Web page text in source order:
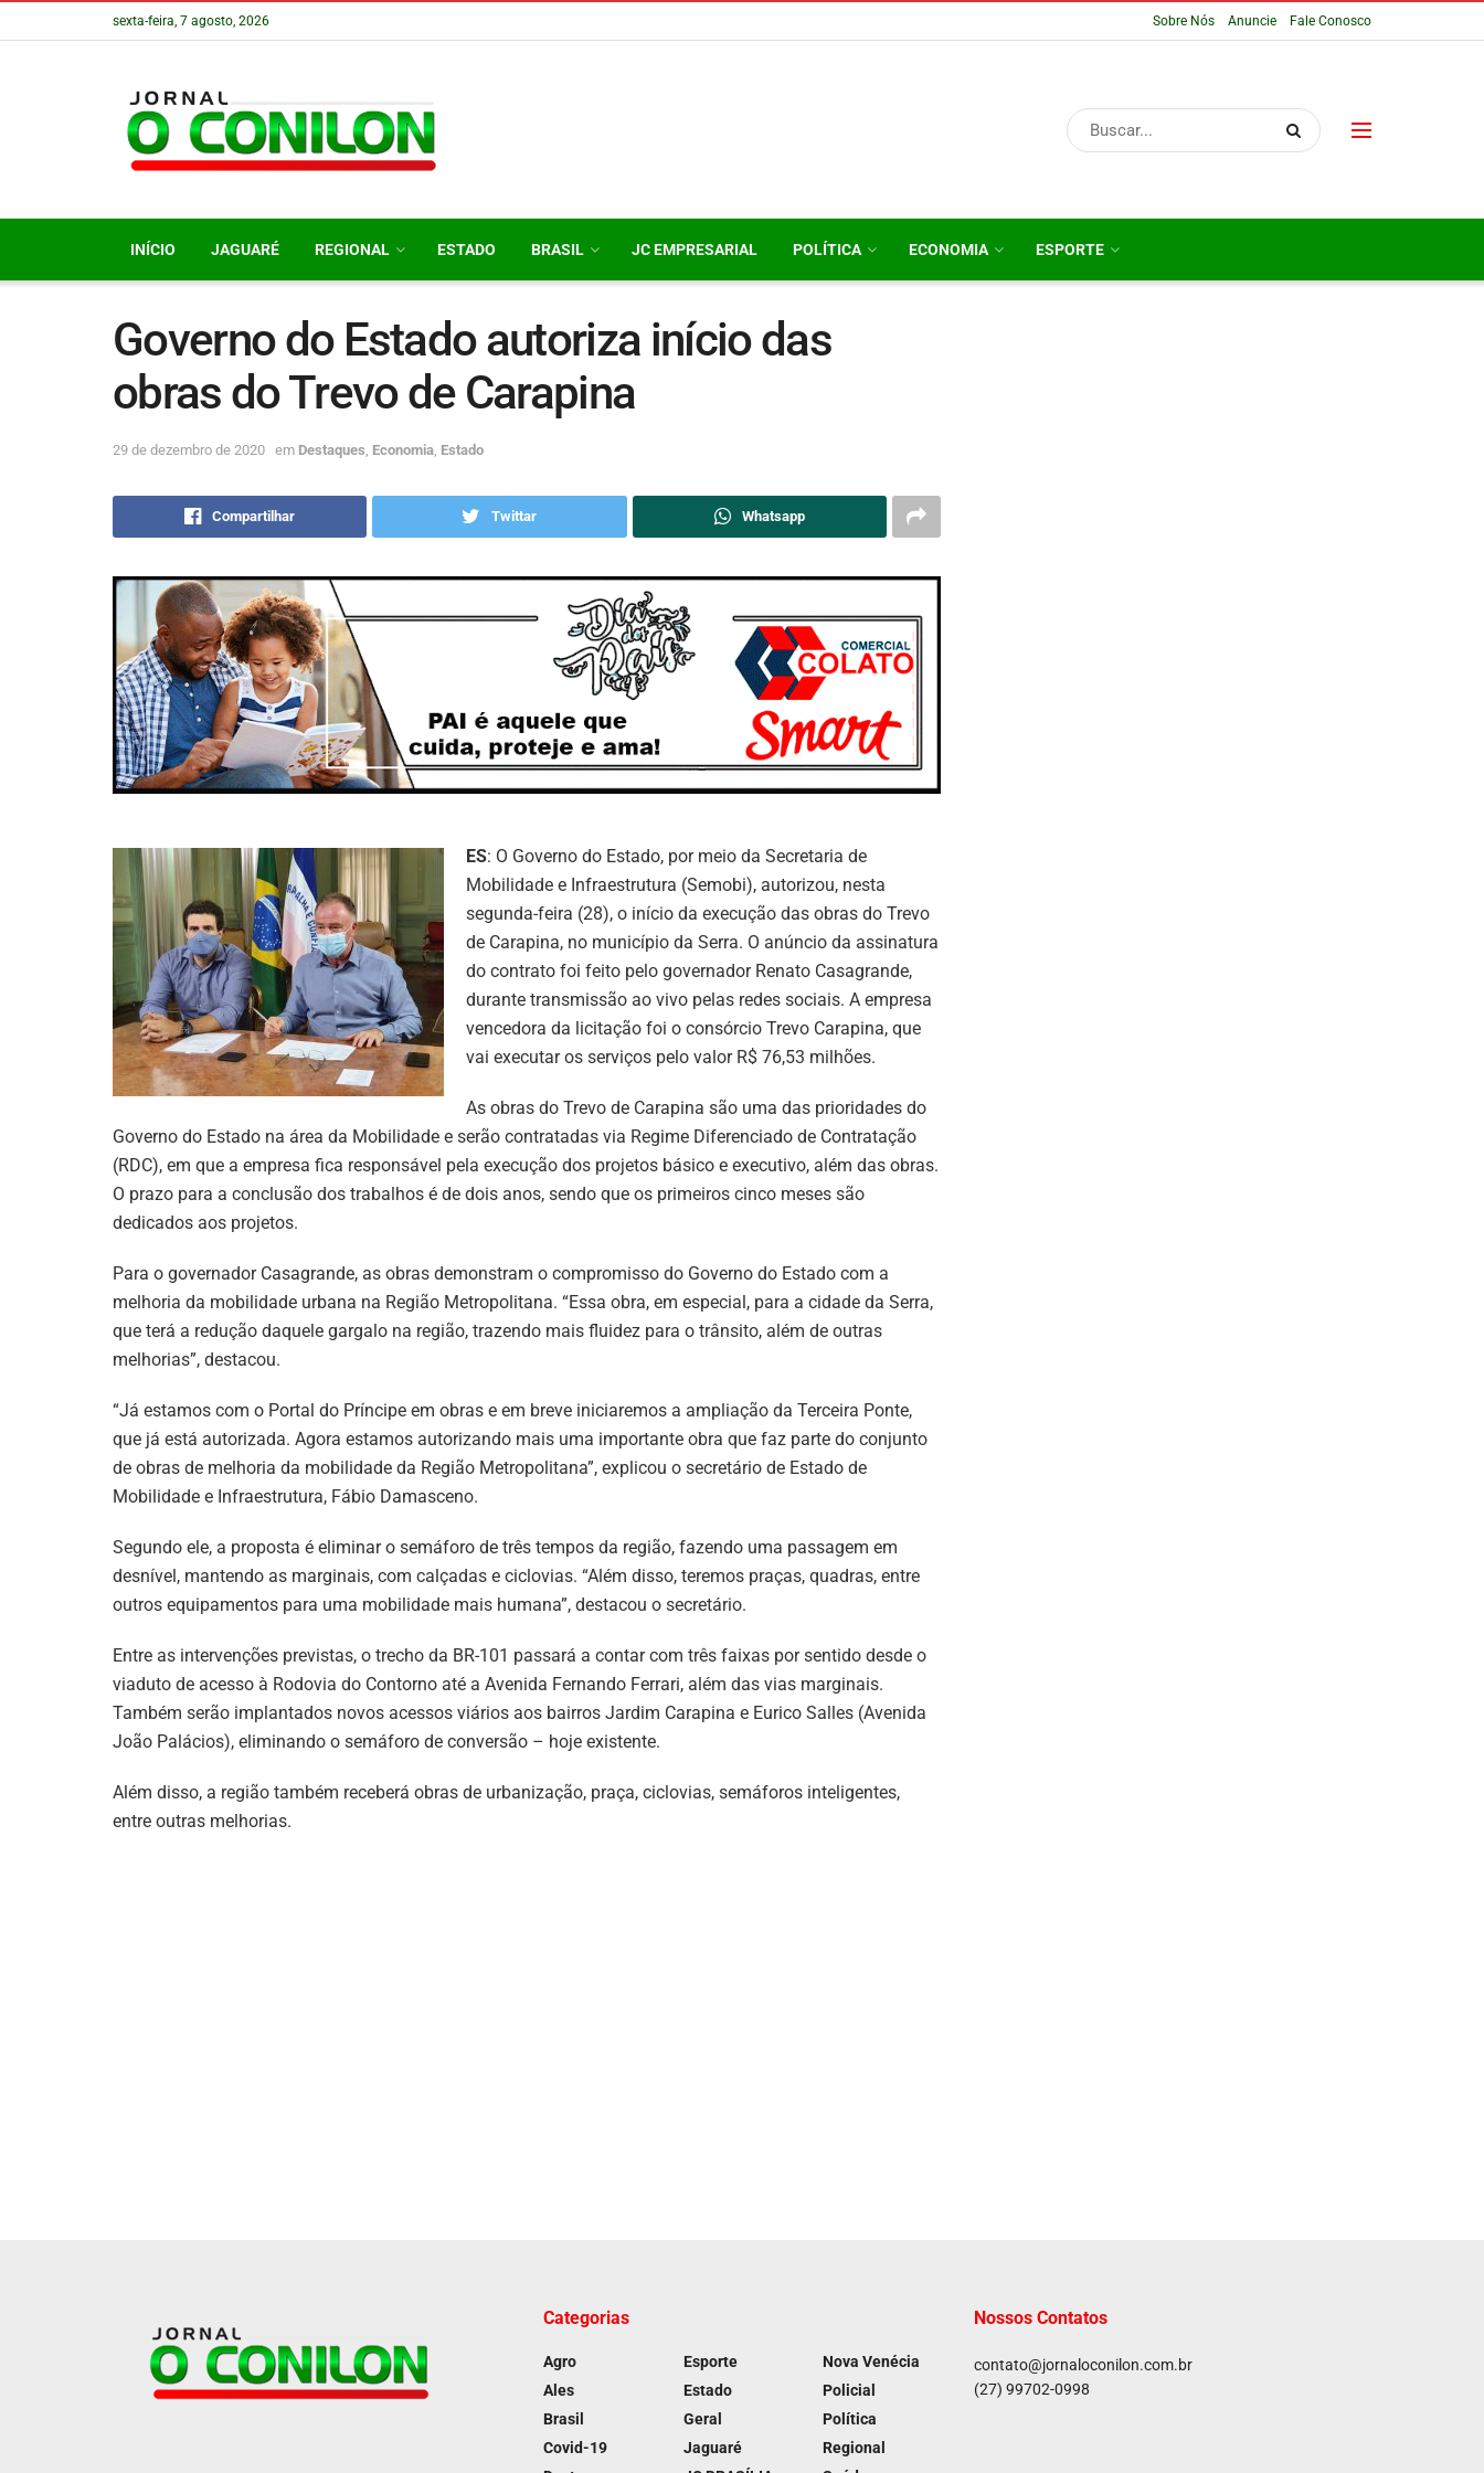
sexta-feira, 7 agosto, 2026 Sobre Nós Anuncie Fale Conosco
INÍCIO JAGUARÉ REGIONAL ESTADO BRASIL JC EMPRESARIAL POLÍTICA ECONOMIA ESPORTE
Governo do Estado autoriza início das
obras do Trevo de Carapina
29 de dezembro de 2020 em Destaques Economia Estado
Compartilhar Twittar Whatsapp
ES: O Governo do Estado, por meio da Secretaria de
Mobilidade e Infraestrutura (Semobi), autorizou, nesta
segunda-feira (28), o início da execução das obras do Trevo
de Carapina, no município da Serra. O anúncio da assinatura
do contrato foi feito pelo governador Renato Casagrande,
durante transmissão ao vivo pelas redes sociais. A empresa
vencedora da licitação foi o consórcio Trevo Carapina, que
vai executar os serviços pelo valor R$ 76,53 milhões.
As obras do Trevo de Carapina são uma das prioridades do
Governo do Estado na área da Mobilidade e serão contratadas via Regime Diferenciado de Contratação
(RDC), em que a empresa fica responsável pela execução dos projetos básico e executivo, além das obras.
O prazo para a conclusão dos trabalhos é de dois anos, sendo que os primeiros cinco meses são
dedicados aos projetos.
Para o governador Casagrande, as obras demonstram o compromisso do Governo do Estado com a
melhoria da mobilidade urbana na Região Metropolitana. “Essa obra, em especial, para a cidade da Serra,
que terá a redução daquele gargalo na região, trazendo mais fluidez para o trânsito, além de outras
melhorias”, destacou.
“Já estamos com o Portal do Príncipe em obras e em breve iniciaremos a ampliação da Terceira Ponte,
que já está autorizada. Agora estamos autorizando mais uma importante obra que faz parte do conjunto
de obras de melhoria da mobilidade da Região Metropolitana”, explicou o secretário de Estado de
Mobilidade e Infraestrutura, Fábio Damasceno.
Segundo ele, a proposta é eliminar o semáforo de três tempos da região, fazendo uma passagem em
desnível, mantendo as marginais, com calçadas e ciclovias. “Além disso, teremos praças, quadras, entre
outros equipamentos para uma mobilidade mais humana”, destacou o secretário.
Entre as intervenções previstas, o trecho da BR-101 passará a contar com três faixas por sentido desde o
viaduto de acesso à Rodovia do Contorno até a Avenida Fernando Ferrari, além das vias marginais.
Também serão implantados novos acessos viários aos bairros Jardim Carapina e Eurico Salles (Avenida
João Palácios), eliminando o semáforo de conversão – hoje existente.
Além disso, a região também receberá obras de urbanização, praça, ciclovias, semáforos inteligentes,
entre outras melhorias.
Categorias
Agro
Ales
Brasil
Covid-19
Esporte
Estado
Geral
Jaguaré
Nova Venécia
Policial
Política
Regional
Nossos Contatos
contato@jornaloconilon.com.br
(27) 99702-0998